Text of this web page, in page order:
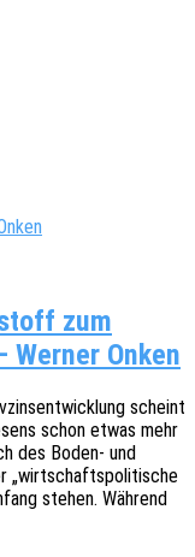
zum
Onken
scheint
schon etwas mehr
des Boden- und
„wirt­schafts­po­li­ti­sche
stehen. Während